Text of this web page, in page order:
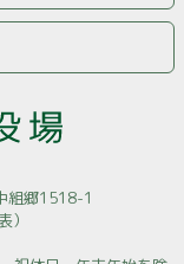
組郷1518-1